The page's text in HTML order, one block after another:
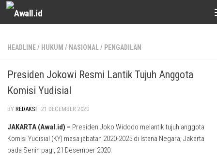
Skip to content
HEADLINE/ HUKUM / NASIONAL/ PENGADILAN
Presiden Jokowi Resmi Lantik Tujuh Anggota
Komisi Yudisial
BY REDAKSI · 21 DECEMBER 2020
JAKARTA (Awal.id) – Presiden Joko Widodo melantik tujuh anggota
Komisi Yudisial (KY) masa jabatan 2020-2025 di Istana Negara, Jakarta
pada Senin pagi, 21 Desember 2020.